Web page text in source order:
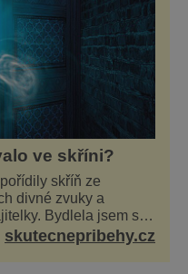
ve skříni?
skříň ze
divné zvuky a
Bydlela jsem se
nás zvelebovat si náš
různé kousky od
skutecnepribehy.cz